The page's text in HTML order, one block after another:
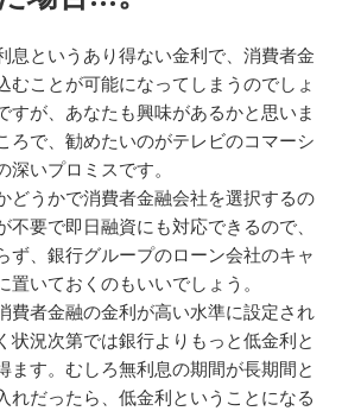
息というあり得ない金利で、消費者金
むことが可能になってしまうのでしょ
すが、あなたも興味があるかと思いま
ろで、勧めたいのがテレビのコマーシ
深いプロミスです。
どうかで消費者金融会社を選択するの
不要で即日融資にも対応できるので、
ず、銀行グループのローン会社のキャ
置いておくのもいいでしょう。
費者金融の金利が高い水準に設定され
状況次第では銀行よりもっと低金利と
ます。むしろ無利息の期間が長期間と
れだったら、低金利ということになる